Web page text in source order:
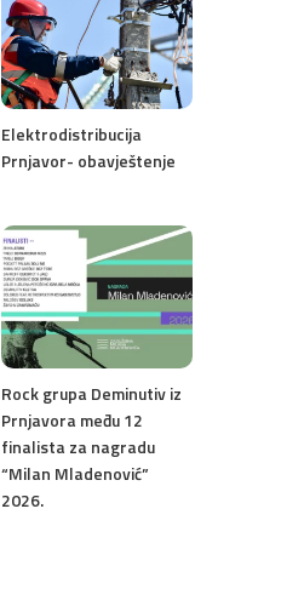
Elektrodistribucija
Prnjavor- obavještenje
Rock grupa Deminutiv iz
Prnjavora među 12
finalista za nagradu
“Milan Mladenović”
2026.